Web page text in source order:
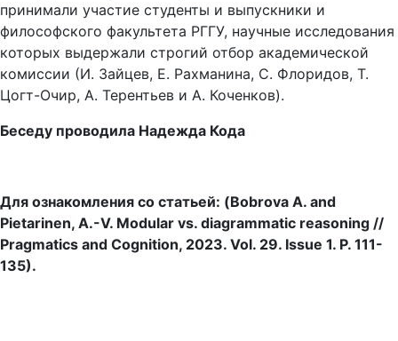
принимали участие студенты и выпускники и
философского факультета РГГУ, научные исследования
которых выдержали строгий отбор академической
комиссии (И. Зайцев, Е. Рахманина, С. Флоридов, Т.
Цогт-Очир, А. Терентьев и А. Коченков).
Беседу проводила Надежда Кода
Для ознакомления со статьей: (Bobrova A. and
Pietarinen, A.-V. Modular vs. diagrammatic reasoning //
Pragmatics and Cognition, 2023. Vol. 29. Issue 1. Р. 111-
135).